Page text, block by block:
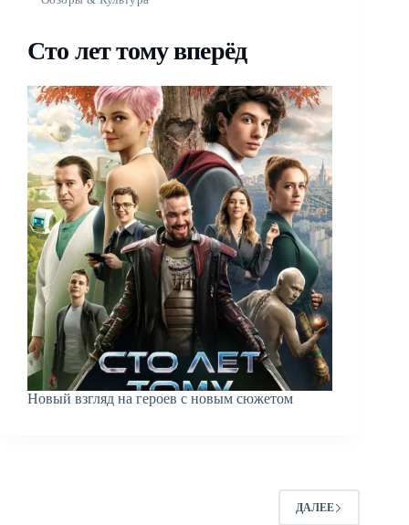
Сто лет тому вперёд
Новый взгляд на героев с новым сюжетом
ДАЛЕЕ